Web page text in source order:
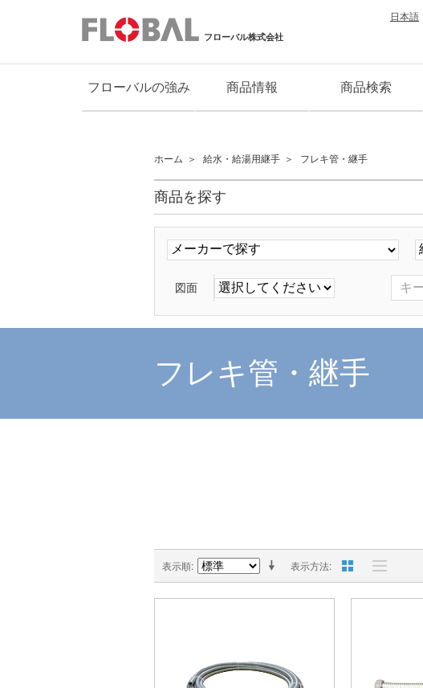
フローバル株式会社
日本語
フローバルの強み 商品情報 商品検索
ホーム 給水・給湯用継手 フレキ管・継手
商品を探す
図面
フレキ管・継手
表示方法
表示順